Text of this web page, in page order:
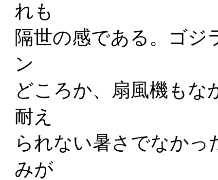
れも
隔世の感である。ゴジ
ン
どころか、扇風機もな
耐え
られない暑さでなかっ
みが